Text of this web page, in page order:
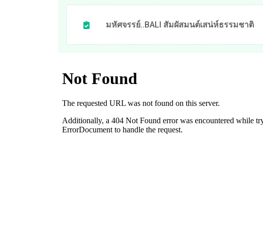
มหัศจรรย์..BALI สัมผัสมนต์เสน่ห์ธรรมชาติ